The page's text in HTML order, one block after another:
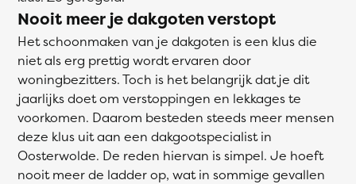
Nooit meer je dakgoten verstopt
Het schoonmaken van je dakgoten is een klus die
niet als erg prettig wordt ervaren door
woningbezitters. Toch is het belangrijk dat je dit
jaarlijks doet om verstoppingen en lekkages te
voorkomen. Daarom besteden steeds meer mensen
deze klus uit aan een dakgootspecialist in
Oosterwolde. De reden hiervan is simpel. Je hoeft
nooit meer de ladder op, wat in sommige gevallen